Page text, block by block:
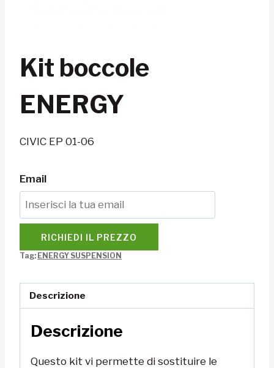
Kit boccole
ENERGY
CIVIC EP 01-06
Email
RICHIEDI IL PREZZO
Tag: ENERGY SUSPENSION
Descrizione
Descrizione
Questo kit vi permette di sostituire le